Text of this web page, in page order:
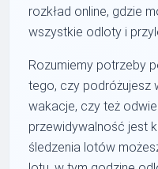
rozkład online, gdzie
wszystkie odloty i
Rozumiemy potrzeby
tego, czy podróżujesz
wakacje, czy też
przewidywalność jest
śledzenia lotów